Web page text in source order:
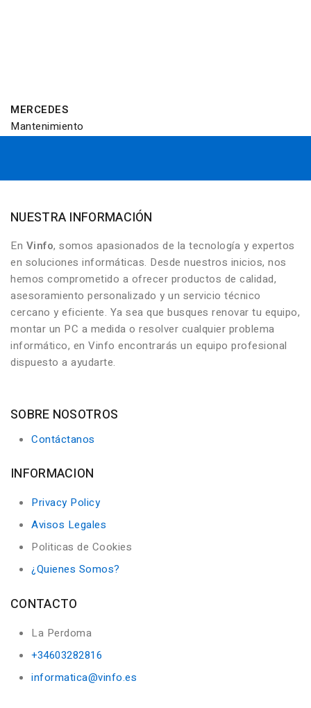
MERCEDES
Mantenimiento
NUESTRA INFORMACIÓN
En Vinfo, somos apasionados de la tecnología y expertos
en soluciones informáticas. Desde nuestros inicios, nos
hemos comprometido a ofrecer productos de calidad,
asesoramiento personalizado y un servicio técnico
cercano y eficiente. Ya sea que busques renovar tu equipo,
montar un PC a medida o resolver cualquier problema
informático, en Vinfo encontrarás un equipo profesional
dispuesto a ayudarte.
SOBRE NOSOTROS
Contáctanos
INFORMACION
Privacy Policy
Avisos Legales
Politicas de Cookies
¿Quienes Somos?
CONTACTO
La Perdoma
+34603282816
informatica@vinfo.es